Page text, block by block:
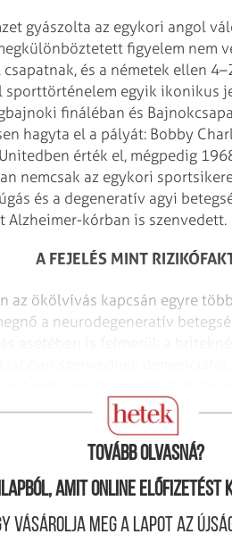
gyászolta az egykori angol
figyelem nem
és a németek ellen
sporttörténelem egyik ikonikus
fináléban és
hagyta el a pályát: Bobby
érték el, mégpedig
nemcsak az egykori
és a degeneratív agyi
Alzheimer-kórban is szenvedett.
A FEJELÉS MINT
az ökölvívás kapcsán egyre
a neurodegeneratív
Tovább olvasná?
amit online előfizetést
vásárolja meg a lapot az